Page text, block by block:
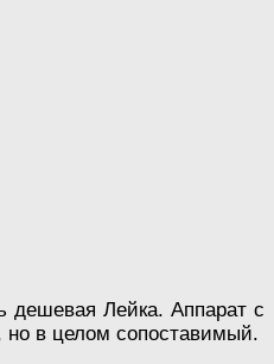
дешевая Лейка. Аппарат с
но в целом сопоставимый.